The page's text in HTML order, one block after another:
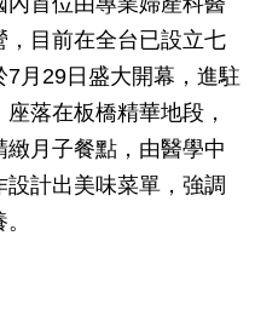
目前在全台已設立七
月29日盛大開幕，進駐
落在板橋精華地段，
月子餐點，由醫學中
計出美味菜單，強調